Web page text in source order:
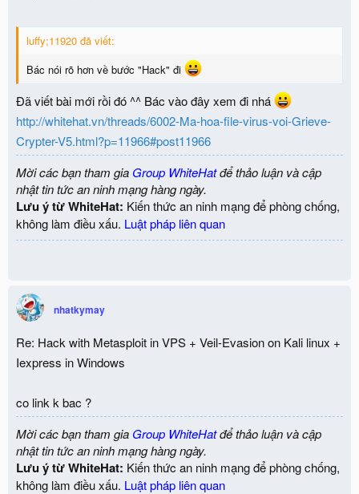
luffy;11920 đã viết:
Bác nói rõ hơn về bước "Hack" đi
Đã viết bài mới rồi đó ^^ Bác vào đây xem đi nhá
http://whitehat.vn/threads/6002-Ma-hoa-file-virus-voi-Grieve-
Crypter-V5.html?p=11966#post11966
Mời các bạn tham gia Group WhiteHatđể thảo luận và cập
nhật tin tức an ninh mạng hàng ngày.
Lưu ý từ WhiteHat: Kiến thức an ninh mạng để phòng chống,
không làm điều xấu. Luật pháp liên quan
nhatkymay
Re: Hack with Metasploit in VPS + Veil-Evasion on Kali linux +
Iexpress in Windows
co link k bac ?
Mời các bạn tham gia Group WhiteHatđể thảo luận và cập
nhật tin tức an ninh mạng hàng ngày.
Lưu ý từ WhiteHat: Kiến thức an ninh mạng để phòng chống,
không làm điều xấu. Luật pháp liên quan